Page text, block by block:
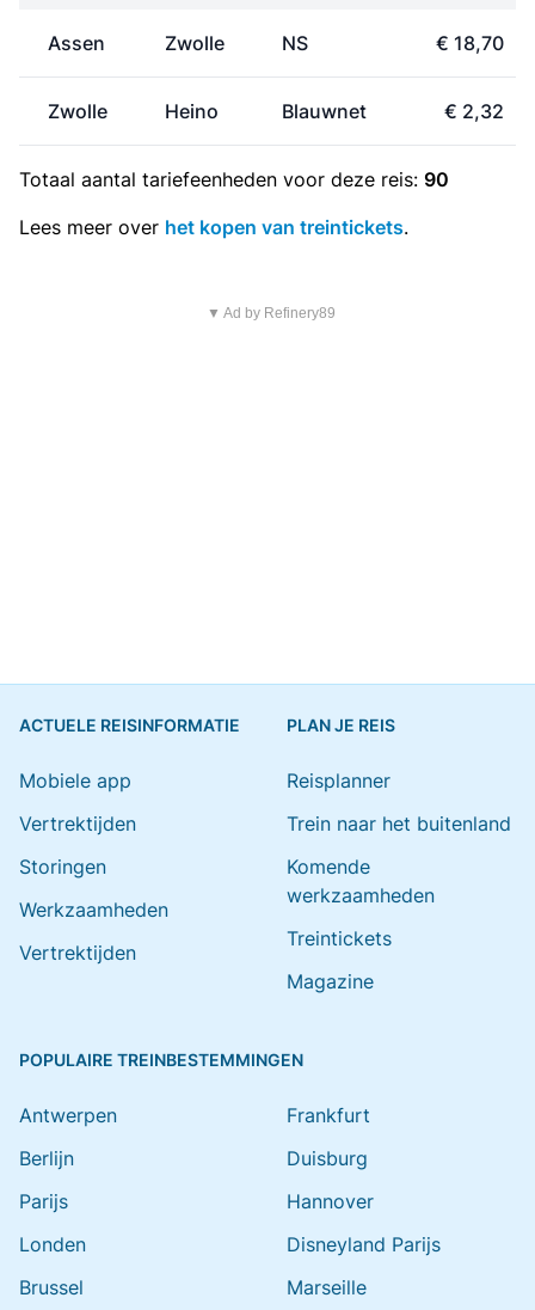
Assen Zwolle NS € 18,70
Zwolle Heino Blauwnet € 2,32
Totaal aantal tariefeenheden voor deze reis: 90
Lees meer over het kopen van treintickets.
▼ Ad by Refinery89
ACTUELE REISINFORMATIE
Mobiele app
Vertrektijden
Storingen
Werkzaamheden
Vertrektijden
PLAN JE REIS
Reisplanner
Trein naar het buitenland
Komende
werkzaamheden
Treintickets
Magazine
POPULAIRE TREINBESTEMMINGEN
Antwerpen
Berlijn
Parijs
Londen
Brussel
Frankfurt
Duisburg
Hannover
Disneyland Parijs
Marseille